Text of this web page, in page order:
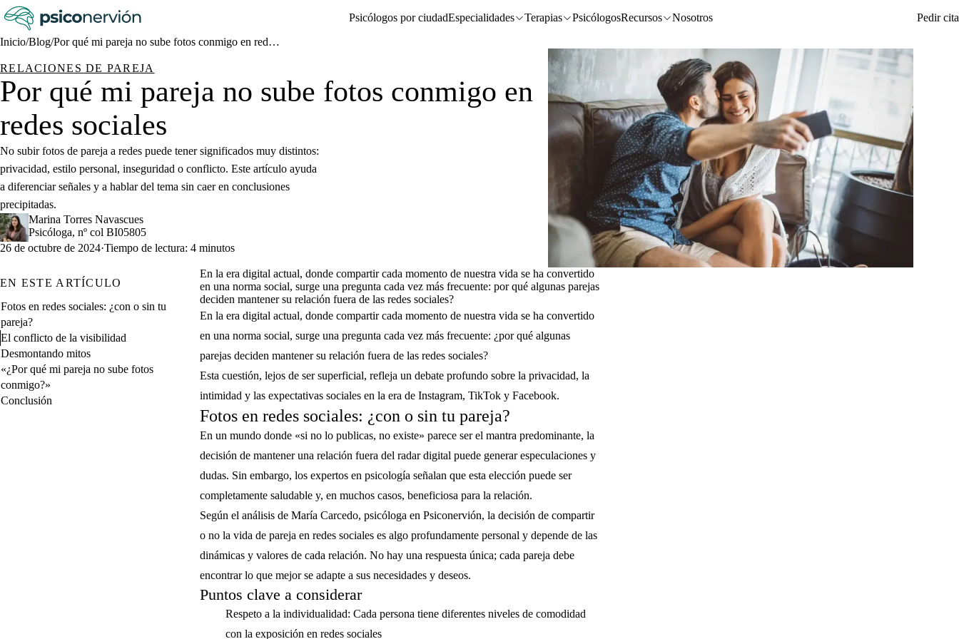
Psicólogos por ciudadEspecialidades Terapias PsicólogosRecursos Nosotros
Pedir cita
Inicio/Blog/ Por qué mi pareja no sube fotos conmigo en redes sociales
RELACIONES DE PAREJA
Por qué mi pareja no sube fotos conmigo en
redes sociales
No subir fotos de pareja a redes puede tener significados muy distintos:
privacidad, estilo personal, inseguridad o conflicto. Este artículo ayuda
a diferenciar señales y a hablar del tema sin caer en conclusiones
precipitadas.
Marina Torres Navascues
Psicóloga, nº col BI05805
26 de octubre de 2024·Tiempo de lectura: 4 minutos
EN ESTE ARTÍCULO
Fotos en redes sociales: ¿con o sin tu
pareja?
El conflicto de la visibilidad
Desmontando mitos
«¿Por qué mi pareja no sube fotos
conmigo?»
Conclusión
En la era digital actual, donde compartir cada momento de nuestra vida se ha convertido
en una norma social, surge una pregunta cada vez más frecuente: por qué algunas parejas
deciden mantener su relación fuera de las redes sociales?
En la era digital actual, donde compartir cada momento de nuestra vida se ha convertido
en una norma social, surge una pregunta cada vez más frecuente: ¿por qué algunas
parejas deciden mantener su relación fuera de las redes sociales?
Esta cuestión, lejos de ser superficial, refleja un debate profundo sobre la privacidad, la
intimidad y las expectativas sociales en la era de Instagram, TikTok y Facebook.
Fotos en redes sociales: ¿con o sin tu pareja?
En un mundo donde «si no lo publicas, no existe» parece ser el mantra predominante, la
decisión de mantener una relación fuera del radar digital puede generar especulaciones y
dudas. Sin embargo, los expertos en psicología señalan que esta elección puede ser
completamente saludable y, en muchos casos, beneficiosa para la relación.
Según el análisis de María Carcedo, psicóloga en Psiconervión, la decisión de compartir
o no la vida de pareja en redes sociales es algo profundamente personal y depende de las
dinámicas y valores de cada relación. No hay una respuesta única; cada pareja debe
encontrar lo que mejor se adapte a sus necesidades y deseos.
Puntos clave a considerar
Respeto a la individualidad: Cada persona tiene diferentes niveles de comodidad
con la exposición en redes sociales